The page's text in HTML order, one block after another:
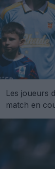
Les joueurs
match en